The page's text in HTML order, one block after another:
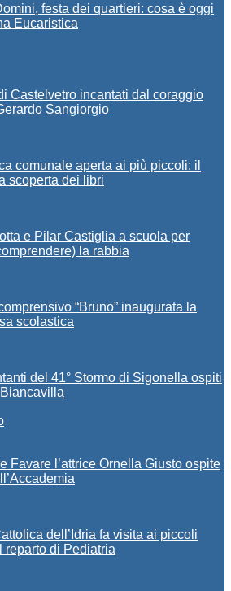
festa dei quartieri: cosa è oggi
Eucaristica
Castelvetro incantati dal coraggio
Sangiorgio
comunale aperta ai più piccoli: il
scoperta dei libri
e Pilar Castiglia a scuola per
la rabbia
“Bruno” inaugurata la
scolastica
del 41° Stormo di Sigonella ospiti
Favare l’attrice Ornella Giusto ospite
dell’Idria fa visita ai piccoli
reparto di Pediatria